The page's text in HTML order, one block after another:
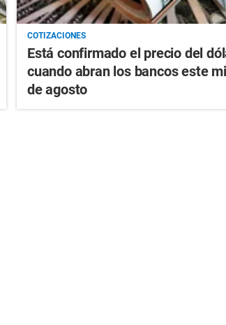
COTIZACIONES
Está confirmado el precio del
cuando abran los bancos este
de agosto